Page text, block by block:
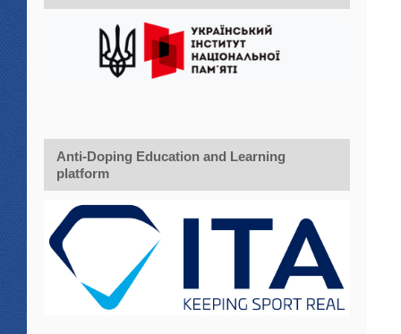
Anti-Doping Education and Learning
platform